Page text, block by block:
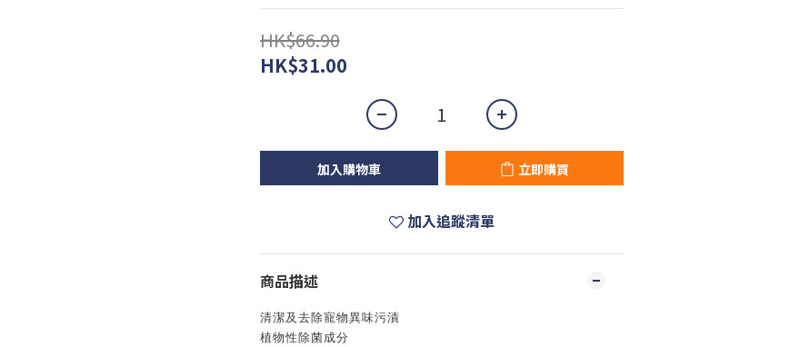
HK$66.90
HK$31.00
加入購物車 立即購買
加入追蹤清單
商品描述
清潔及去除寵物異味污漬
植物性除菌成分